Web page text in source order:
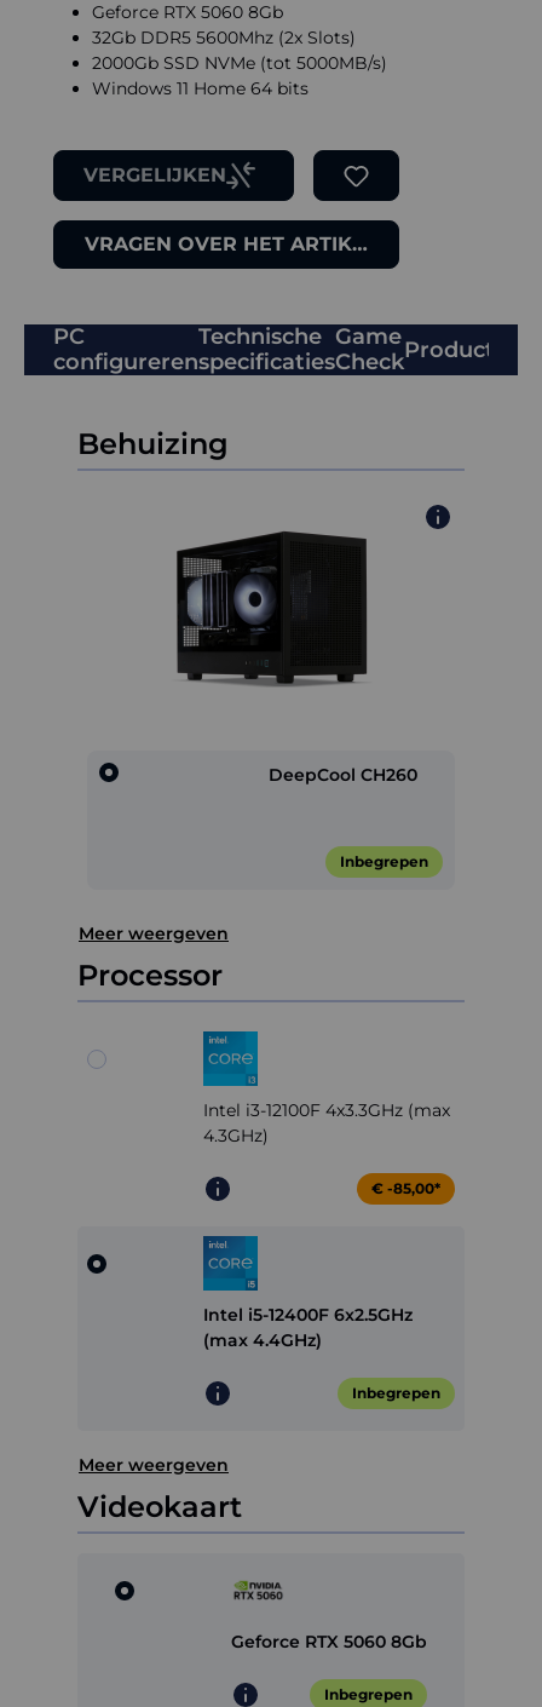
Geforce RTX 5060 8Gb
32Gb DDR5 5600Mhz (2x Slots)
2000Gb SSD NVMe (tot 5000MB/s)
Windows 11 Home 64 bits
VERGELIJKEN
VRAGEN OVER HET ARTIKEL
PC
configureren
Technische
specificaties
Game
Check
Behuizing
DeepCool CH260
Inbegrepen
1
of
1
Meer weergeven
Processor
Intel i3-12100F 4x3.3GHz (max
4.3GHz)
€ -85,00*
Intel i5-12400F 6x2.5GHz
(max 4.4GHz)
Inbegrepen
Meer weergeven
Videokaart
Geforce RTX 5060 8Gb
Inbegrepen